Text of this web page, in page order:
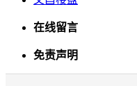
在线留言
免责声明